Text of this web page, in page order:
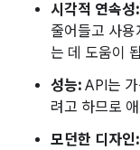
시각적 연속성:
줄어들고 사
는 데 도움이
성능: API는
려고 하므로
모던한 디자인: